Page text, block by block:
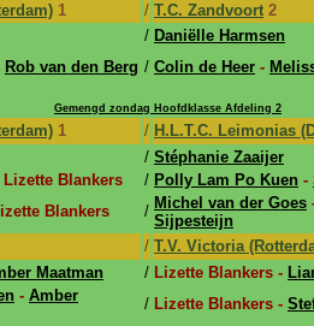
1 / T.C. Zandvoort 2
/ Daniëlle Harmsen
Rob van den Berg / Colin de Heer -
Gemengd zondag Hoofdklasse Afdeling 2
1 / H.L.T.C. Leimonias
/ Stéphanie Zaaijer
Lizette Blankers / Polly Lam Po Kuen -
Blankers / Michel van der Goes
Sijpesteijn
/ T.V. Victoria
Maatman / Lizette Blankers -
- Amber
/ Lizette Blankers -